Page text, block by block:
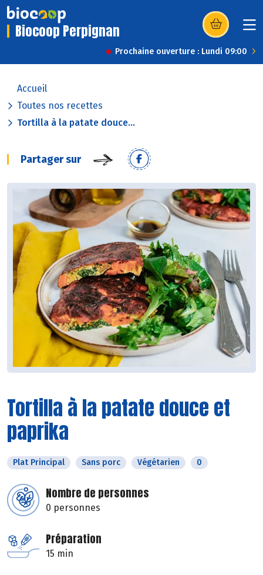
Biocoop Perpignan (s’ouvre dans
Prochaine ouverture : Lundi 09:00
Accueil
Toutes nos recettes
Tortilla à la patate douce...
Partager sur
Tortilla à la patate douce et
paprika
Plat Principal Sans porc Végétarien 0
Nombre de personnes
0 personnes
Préparation
15 min